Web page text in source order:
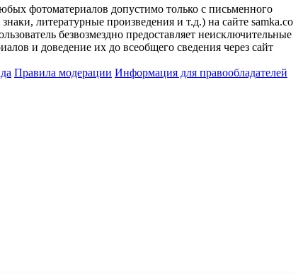
фотоматериалов допустимо только с письменного
литературные произведения и т.д.) на сайте samka.co
безвозмездно предоставляет неисключительные
и доведение их до всеобщего сведения через сайт
Правила модерации Информация для правообладателей